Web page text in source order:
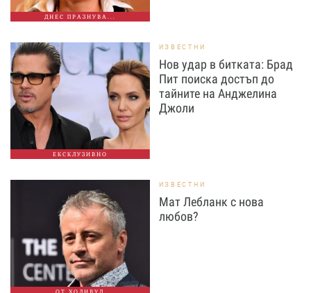
ДНЕС ПРАЗНУВА...
ЕКСКЛУЗИВНО
ИЗВЕСТНИ
Нов удар в битката: Брад
Пит поиска достъп до
тайните на Анджелина
Джоли
ОТ ХОЛИВУД
ИЗВЕСТНИ
Мат Лебланк с нова
любов?